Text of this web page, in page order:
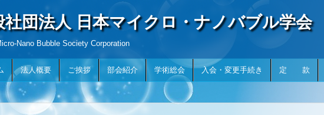
社団法人 日本マイクロ・ナノバブル学会
Nano Bubble Society Corporation
法人概要 ご挨拶 部会紹介 学術総会 入会・変更手続き 定 款